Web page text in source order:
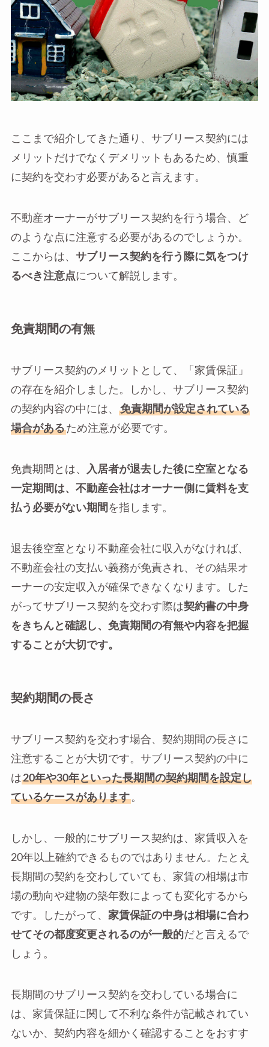
ここまで紹介してきた通り、サブリース契約には
メリットだけでなくデメリットもあるため、慎重
に契約を交わす必要があると言えます。
不動産オーナーがサブリース契約を行う場合、ど
のような点に注意する必要があるのでしょうか。
ここからは、 サブリース契約を行う際に気をつけ
るべき注意点について解説します。
免責期間の有無
サブリース契約のメリットとして、「家賃保証」
の存在を紹介しました。しかし、サブリース契約
の契約内容の中には、
免責期間が設定されている
場合があるため注意が必要です。
免責期間とは、
入居者が退去した後に空室となる
一定期間は、不動産会社はオーナー側に賃料を支
払う必要がない期間 を指します。
退去後空室となり不動産会社に収入がなければ、
不動産会社の支払い義務が免責され、その結果オ
ーナーの安定収入が確保できなくなります。した
がってサブリース契約を交わす際は契約書の中身
をきちんと確認し、免責期間の有無や内容を把握
することが大切です。
契約期間の長さ
サブリース契約を交わす場合、契約期間の長さに
注意することが大切です。サブリース契約の中に
は20年や30年といった長期間の契約期間を設定し
ているケースがあります。
しかし、一般的にサブリース契約は、家賃収入を
20年以上確約できるものではありません。たとえ
長期間の契約を交わしていても、家賃の相場は市
場の動向や建物の築年数によっても変化するから
です。したがって、 家賃保証の中身は相場に合わ
せてその都度変更されるのが一般的だと言えるで
しょう。
長期間のサブリース契約を交わしている場合に
は、家賃保証に関して不利な条件が記載されてい
ないか、契約内容を細かく確認することをおすす